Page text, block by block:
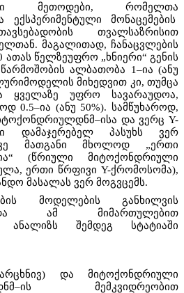
მეთოდები, რომელთა
ექსპერიმენტული მონაცემების
თვალსაზრისით
მაგალითად, ჩანაცვლების
წელზეუფრო „ხნიერი“ გენის
ალბათობა 1–ია (ანუ
მიხედვით კი, თუმცა
ყველაზე უფრო სავარაუდოა,
0.5–ია (ანუ 50%). სამწუხაროდ,
და ვერც Y-
დამაჯერებელ პასუხს ვერ
მათგანი მხოლოდ „ერთი
(წრიული მიტოქონდრიული
ერთი წრფივი Y-ქრომოსომა),
მასალას ვერ მოგვცემს.
მოდელების განხილვის
და ამ მიმართულებით
ანალიზს შემდეგ სტატიაში
და მიტოქონდრიული
მემკვიდრეობით